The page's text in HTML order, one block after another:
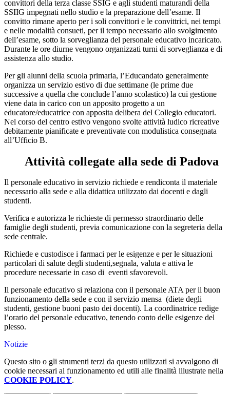
convittori della terza classe SSIG e agli studenti maturandi della
SSIIG impegnati nello studio e la preparazione dell’esame. Il
convitto rimane aperto per i soli convittori e le convittrici, nei tempi
e nelle modalità consueti, per il tempo necessario allo svolgimento
dell’esame, sotto la sorveglianza del personale educativo incaricato.
Durante le ore diurne vengono organizzati turni di sorveglianza e di
assistenza allo studio.
Per gli alunni della scuola primaria, l’Educandato generalmente
organizza un servizio estivo di due settimane (le prime due
successive a quella che conclude l’anno scolastico) la cui gestione
viene data in carico con un apposito progetto a un
educatore/educatrice con apposita delibera del Collegio educatori.
Nel corso del centro estivo vengono svolte attività ludico ricreative
debitamente pianificate e preventivate con modulistica consegnata
all’Ufficio B.
Attività collegate alla sede di Padova
Il personale educativo in servizio richiede e rendiconta il materiale
necessario alla sede e alla didattica utilizzato dai docenti e dagli
studenti.
Verifica e autorizza le richieste di permesso straordinario delle
famiglie degli studenti, previa comunicazione con la segreteria della
sede centrale.
Richiede e custodisce i farmaci per le esigenze e per le situazioni
particolari di salute degli studenti,segnala, valuta e attiva le
procedure necessarie in caso di eventi sfavorevoli.
Il personale educativo si relaziona con il personale ATA per il buon
funzionamento della sede e con il servizio mensa (diete degli
studenti, gestione buoni pasto dei docenti). La coordinatrice redige
l’orario del personale educativo, tenendo conto delle esigenze del
plesso.
Notizie
Questo sito o gli strumenti terzi da questo utilizzati si avvalgono di
cookie necessari al funzionamento ed utili alle finalità illustrate nella
COOKIE POLICY.